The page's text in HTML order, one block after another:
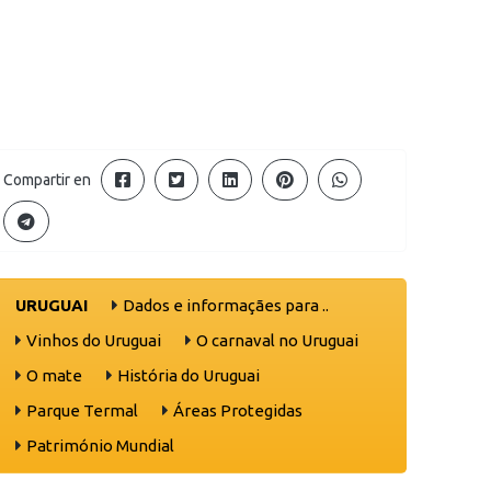
Compartir en
URUGUAI
Dados e informaçães para ..
Vinhos do Uruguai
O carnaval no Uruguai
O mate
História do Uruguai
Parque Termal
Áreas Protegidas
Património Mundial